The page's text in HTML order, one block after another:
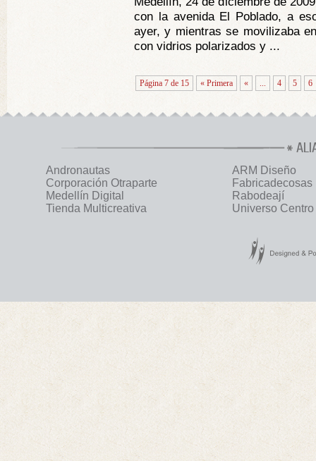
con la avenida El Poblado, a
ayer, y mientras se movilizaba
con vidrios polarizados y ...
Página 7 de 15 « Primera « ... 4 5 6
Andronautas
ARM Diseño
Corporación Otraparte
Fabricadecosas
Medellín Digital
Rabodeají
Tienda Multicreativa
Universo Centro